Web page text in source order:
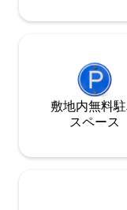
敷地内無料
ス⁠ペ⁠ー⁠ス